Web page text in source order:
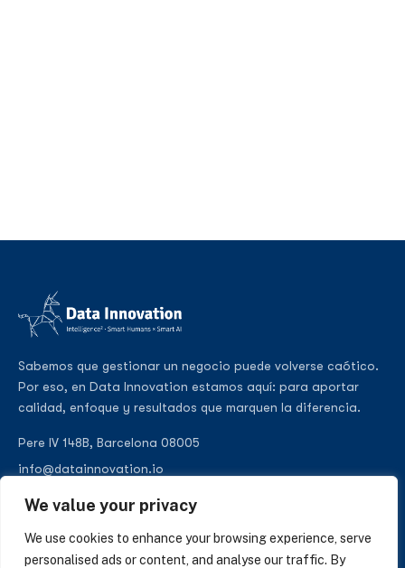
We value your privacy
We use cookies to enhance your browsing experience, serve
personalised ads or content, and analyse our traffic. By
Sabemos que gestionar un negocio puede volverse caótico.
Por eso, en Data Innovation estamos aquí: para aportar
calidad, enfoque y resultados que marquen la diferencia.
Pere IV 148B, Barcelona 08005
info@datainnovation.io